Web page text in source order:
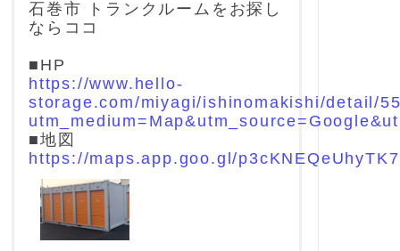
石巻市 トランクルームをお探し
ならココ
■HP
https://www.hello-
storage.com/miyagi/ishinomakishi/detail/
■地図
https://maps.app.goo.gl/